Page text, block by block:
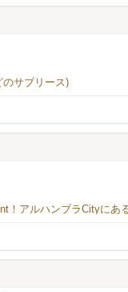
サブリース)
！アルハンブラCityに